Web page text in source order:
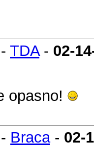
TDA- 02-
opasno!
Braca- 02-